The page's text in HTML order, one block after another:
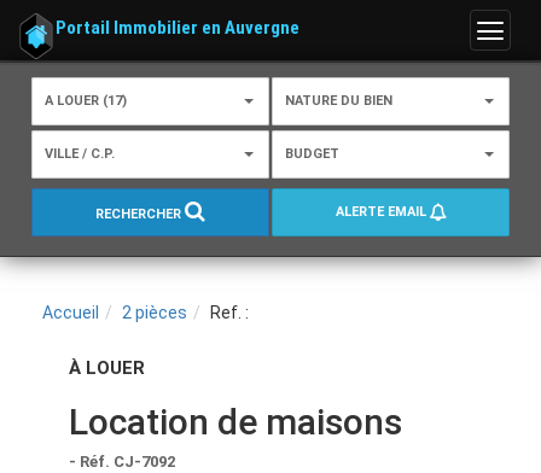
Menu
Portail Immobilier en Auvergne
A LOUER (17) NATURE DU BIEN
VILLE / C.P. BUDGET
RECHERCHER ALERTE EMAIL
Accueil 2 pièces Ref. :
À LOUER
Location de maisons
- Réf. CJ-7092